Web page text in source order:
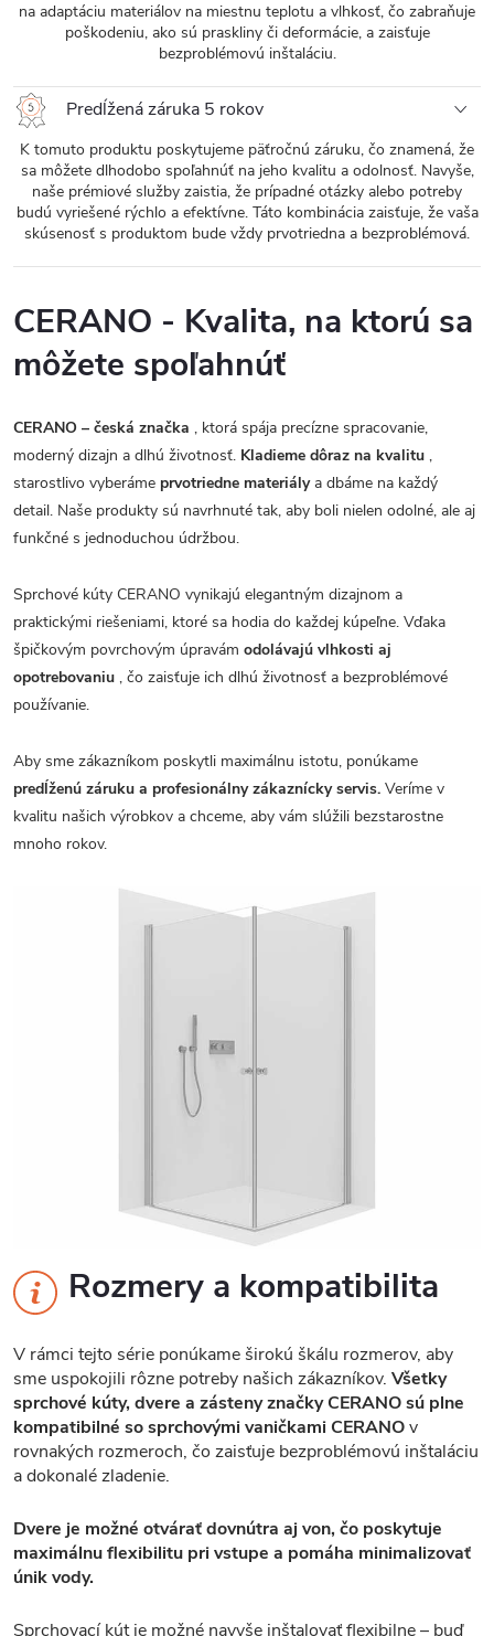
na adaptáciu materiálov na miestnu teplotu a vlhkosť, čo zabraňuje
poškodeniu, ako sú praskliny či deformácie, a zaisťuje
bezproblémovú inštaláciu.
Predĺžená záruka 5 rokov
K tomuto produktu poskytujeme päťročnú záruku, čo znamená, že
sa môžete dlhodobo spoľahnúť na jeho kvalitu a odolnosť. Navyše,
naše prémiové služby zaistia, že prípadné otázky alebo potreby
budú vyriešené rýchlo a efektívne. Táto kombinácia zaisťuje, že vaša
skúsenosť s produktom bude vždy prvotriedna a bezproblémová.
CERANO - Kvalita, na ktorú sa
môžete spoľahnúť
CERANO – česká značka , ktorá spája precízne spracovanie,
moderný dizajn a dlhú životnosť. Kladieme dôraz na kvalitu ,
starostlivo vyberáme prvotriedne materiálya dbáme na každý
detail. Naše produkty sú navrhnuté tak, aby boli nielen odolné, ale aj
funkčné s jednoduchou údržbou.
Sprchové kúty CERANO vynikajú elegantným dizajnom a
praktickými riešeniami, ktoré sa hodia do každej kúpeľne. Vďaka
špičkovým povrchovým úpravám odolávajú vlhkosti aj
opotrebovaniu , čo zaisťuje ich dlhú životnosť a bezproblémové
používanie.
Aby sme zákazníkom poskytli maximálnu istotu, ponúkame
predĺženú záruku a profesionálny zákaznícky servis. Veríme v
kvalitu našich výrobkov a chceme, aby vám slúžili bezstarostne
mnoho rokov.
Rozmery a kompatibilita
V rámci tejto série ponúkame širokú škálu rozmerov, aby
sme uspokojili rôzne potreby našich zákazníkov. Všetky
sprchové kúty, dvere a zásteny značky CERANO sú plne
kompatibilné so sprchovými vaničkami CERANOv
rovnakých rozmeroch, čo zaisťuje bezproblémovú inštaláciu
a dokonalé zladenie.
Dvere je možné otvárať dovnútra aj von, čo poskytuje
maximálnu flexibilitu pri vstupe a pomáha minimalizovať
únik vody.
Sprchovací kút je možné navyše inštalovať flexibilne – buď